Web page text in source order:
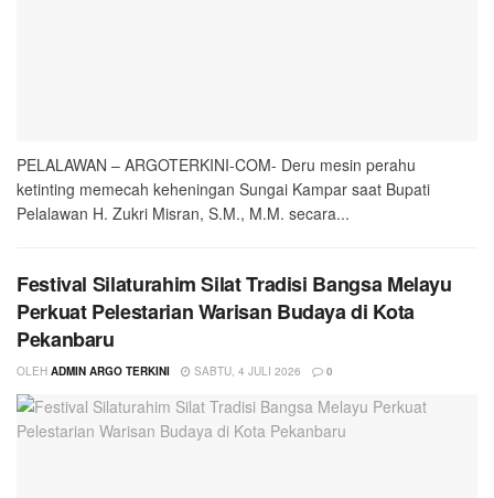
PELALAWAN – ARGOTERKINI-COM- Deru mesin perahu
ketinting memecah keheningan Sungai Kampar saat Bupati
Pelalawan H. Zukri Misran, S.M., M.M. secara...
Festival Silaturahim Silat Tradisi Bangsa Melayu
Perkuat Pelestarian Warisan Budaya di Kota
Pekanbaru
OLEH ADMIN ARGO TERKINI SABTU, 4 JULI 2026 0